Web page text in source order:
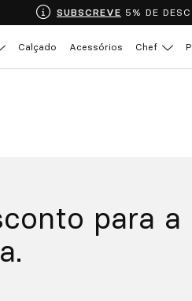
SUBSCREVE 5% DE
Calçado Acessórios Chef
para a